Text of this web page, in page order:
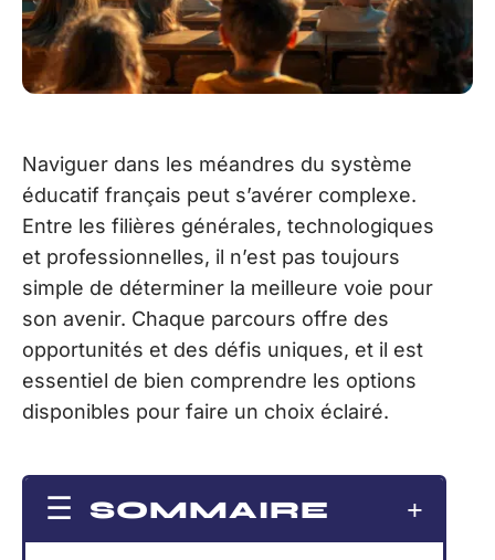
Naviguer dans les méandres du système
éducatif français peut s’avérer complexe.
Entre les filières générales, technologiques
et professionnelles, il n’est pas toujours
simple de déterminer la meilleure voie pour
son avenir. Chaque parcours offre des
opportunités et des défis uniques, et il est
essentiel de bien comprendre les options
disponibles pour faire un choix éclairé.
SOMMAIRE